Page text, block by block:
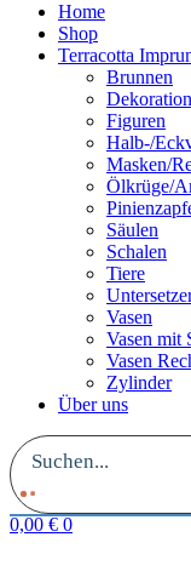
Home
Shop
Terracotta
Brunnen
Dekoration
Figuren
Halb-/
Masken/
Ölkrüge/
Säulen
Schalen
Tiere
Vasen
Vasen mit
Vasen
Zylinder
Über uns
0,00 € 0